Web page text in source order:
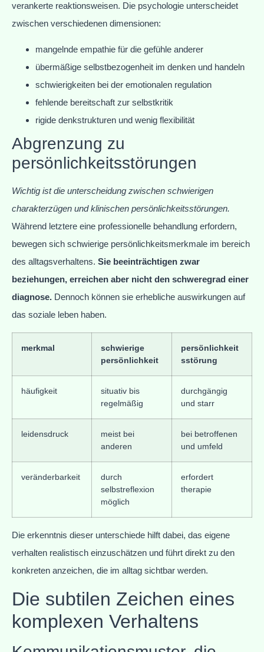
verankerte reaktionsweisen. Die psychologie unterscheidet
zwischen verschiedenen dimensionen:
mangelnde empathie für die gefühle anderer
übermäßige selbstbezogenheit im denken und handeln
schwierigkeiten bei der emotionalen regulation
fehlende bereitschaft zur selbstkritik
rigide denkstrukturen und wenig flexibilität
Abgrenzung zu
persönlichkeitsstörungen
Wichtig ist die unterscheidung zwischen schwierigen
charakterzügen und klinischen persönlichkeitsstörungen.
Während letztere eine professionelle behandlung erfordern,
bewegen sich schwierige persönlichkeitsmerkmale im bereich
des alltagsverhaltens. Sie beeinträchtigen zwar
beziehungen, erreichen aber nicht den schweregrad einer
diagnose. Dennoch können sie erhebliche auswirkungen auf
das soziale leben haben.
merkmal
schwierige
persönlichkeit
persönlichkeit
sstörung
häufigkeit
situativ bis
regelmäßig
durchgängig
und starr
leidensdruck
meist bei
anderen
bei betroffenen
und umfeld
veränderbarkeit
durch
selbstreflexion
möglich
erfordert
therapie
Die erkenntnis dieser unterschiede hilft dabei, das eigene
verhalten realistisch einzuschätzen und führt direkt zu den
konkreten anzeichen, die im alltag sichtbar werden.
Die subtilen Zeichen eines
komplexen Verhaltens